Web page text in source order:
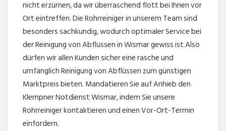
nicht erzürnen, da wir überraschend flott bei Ihnen vor
Ort eintreffen. Die Rohrreiniger in unserem Team sind
besonders sachkundig, wodurch optimaler Service bei
der Reinigung von Abflüssen in Wismar gewiss ist.Also
dürfen wir allen Kunden sicher eine rasche und
umfänglich Reinigung von Abflüssen zum günstigen
Marktpreis bieten. Mandatieren Sie auf Anhieb den
Klempner Notdienst Wismar, indem Sie unsere
Rohrreiniger kontaktieren und einen Vor-Ort-Termin
einfordern.